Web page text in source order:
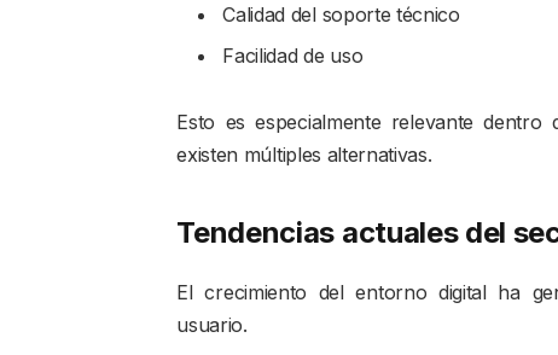
Calidad del soporte técnico
Facilidad de uso
Esto es especialmente relevante dentro
existen múltiples alternativas.
Tendencias actuales del
El crecimiento del entorno digital ha
usuario.